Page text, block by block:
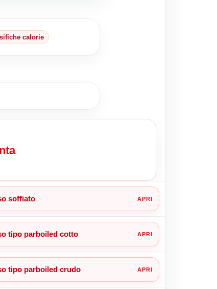
calorie
soffiato
tipo parboiled cotto
tipo parboiled crudo